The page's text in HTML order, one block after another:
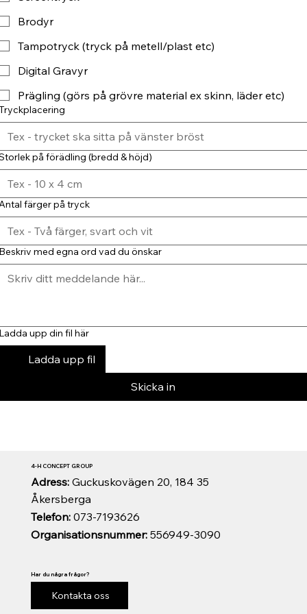
Brodyr
Tampotryck (tryck på metell/plast etc)
Digital Gravyr
Prägling (görs på grövre material ex skinn, läder etc)
på förädling (bredd & höjd)
färger på tryck
med egna ord vad du önskar
upp din fil här
Ladda upp fil
Skicka in
Organisationsnummer:556949-3090
Telefon:073-7193626
Adress: Guckuskovägen 20, 184 35
Åkersberga
4-H CONCEPT GROUP
Har du några frågor?
Kontakta oss